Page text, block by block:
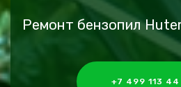
Ремонт бензопил
+7 499 113